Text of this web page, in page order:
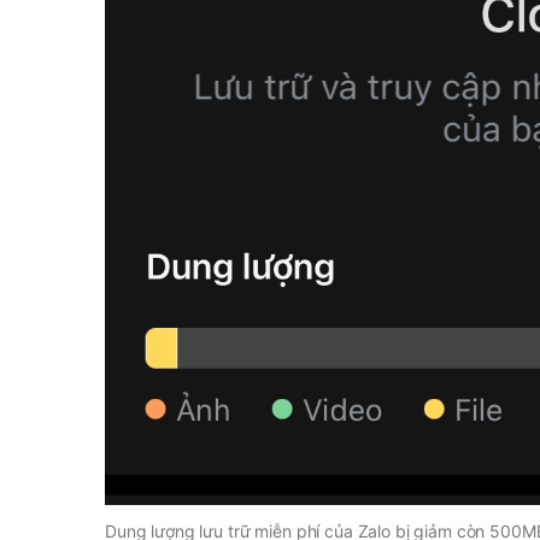
Dung lượng lưu trữ miễn phí của Zalo bị giảm còn